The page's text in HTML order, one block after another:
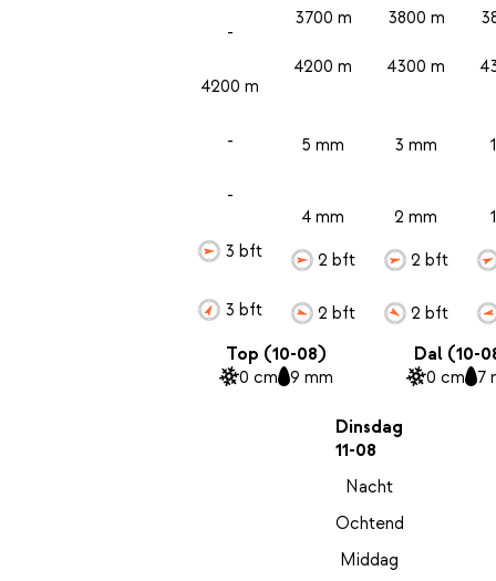
-
4200 m
-
-
3 bft
3 bft
3700 m
4200 m
5 mm
4 mm
2 bft
2 bft
3800 m
4300 m
3 mm
2 mm
2 bft
2 bft
Top (10-08)
0 cm 9 mm
Dal (10-
0 cm 7
Dinsdag
11-08
Nacht
Ochtend
Middag